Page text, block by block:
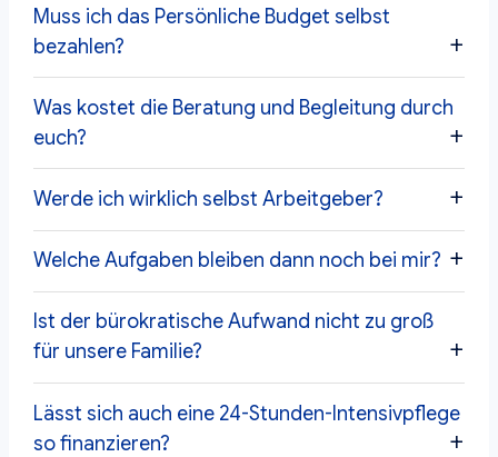
Muss ich das Persönliche Budget selbst
bezahlen?
Was kostet die Beratung und Begleitung durch
euch?
Werde ich wirklich selbst Arbeitgeber?
Welche Aufgaben bleiben dann noch bei mir?
Ist der bürokratische Aufwand nicht zu groß
für unsere Familie?
Lässt sich auch eine 24-Stunden-Intensivpflege
so finanzieren?